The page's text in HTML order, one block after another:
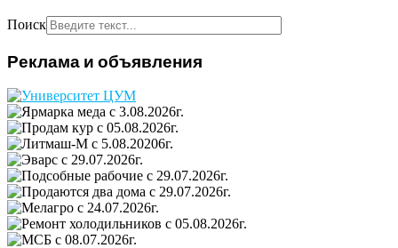
Поиск
Реклама и объявления